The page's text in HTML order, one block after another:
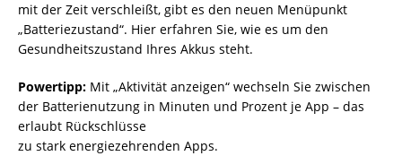
mit der Zeit verschleißt, gibt es den neuen Menüpunkt
„Batteriezustand“. Hier erfahren Sie, wie es um den
Gesundheitszustand Ihres Akkus steht.
Powertipp: Mit „Aktivität anzeigen“ wechseln Sie zwischen
der Batterienutzung in Minuten und Prozent je App – das
erlaubt Rückschlüsse
zu stark energiezehrenden Apps.